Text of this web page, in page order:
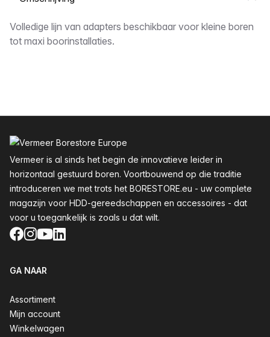
Omschrijving
Volledige lijn van adapters beschikbaar voor kleine boren
tot maxi boorinstallaties.
Vermeer is al sinds het begin de innovatieve leider in
horizontaal gestuurd boren. Voortbouwend op die traditie
introduceren we met trots het BORESTORE.eu - uw complete
magazijn voor HDD-gereedschappen en accessoires - dat
voor u toegankelijk is zoals u dat wilt.
Facebook
Instagram
YouTube
LinkedIn
GA NAAR
Assortiment
Mijn account
Winkelwagen